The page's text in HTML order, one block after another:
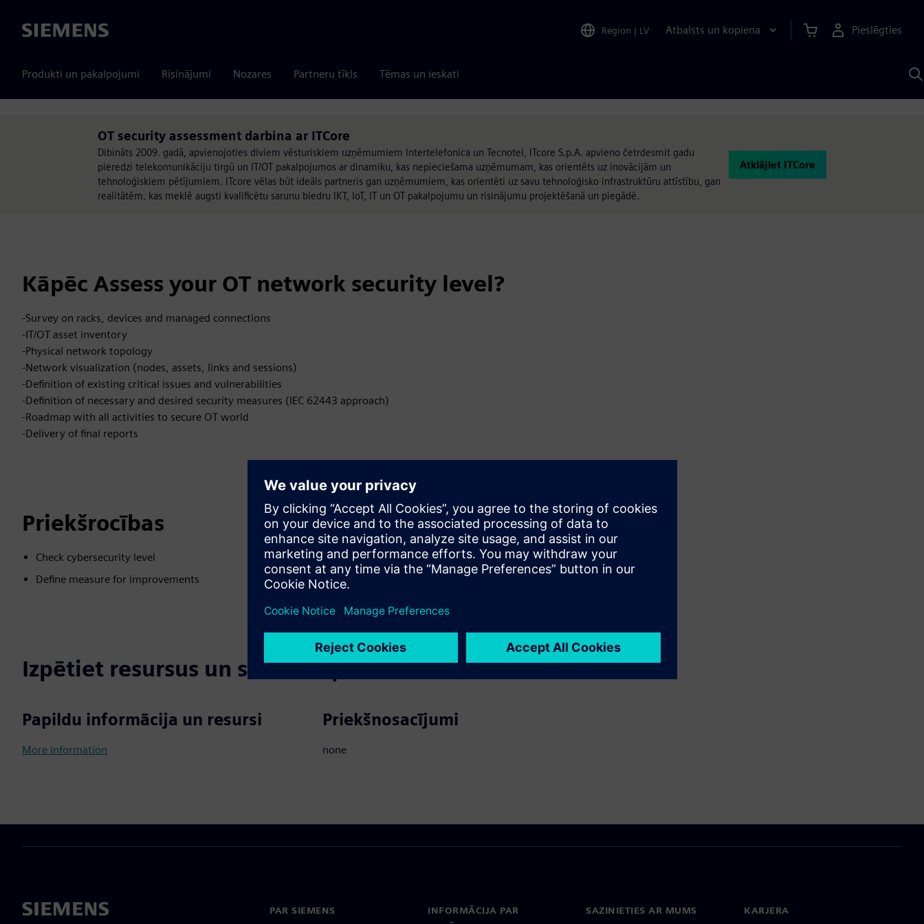
Siemens Region | LV Atbalsts un kopiena Pieslēgties
Produkti un pakalpojumi Risinājumi Nozares Partneru tīkls Tēmas un ieskati
OT security assessment darbina ar ITCore
Dibināts 2009. gadā, apvienojoties diviem vēsturiskiem uzņēmumiem Intertelefonica un Tecnotel, ITcore S.p.A. apvieno četrdesmit gadu
pieredzi telekomunikāciju tirgū un IT/OT pakalpojumos ar dinamiku, kas nepieciešama uzņēmumam, kas orientēts uz inovācijām un
tehnoloģiskiem pētījumiem. ITcore vēlas būt ideāls partneris gan uzņēmumiem, kas orientēti uz savu tehnoloģisko infrastruktūru attīstību, gan
realitātēm, kas meklē augsti kvalificētu sarunu biedru IKT, IoT, IT un OT pakalpojumu un risinājumu projektēšanā un piegādē.
Atklājiet ITCore
Kāpēc Assess your OT network security level?
-Survey on racks, devices and managed connections
-IT/OT asset inventory
-Physical network topology
-Network visualization (nodes, assets, links and sessions)
-Definition of existing critical issues and vulnerabilities
-Definition of necessary and desired security measures (IEC 62443 approach)
-Roadmap with all activities to secure OT world
-Delivery of final reports
Priekšrocības
Check cybersecurity level
Define measure for improvements
Izpētiet resursus un saistītos produktus
Papildu informācija un resursi
More information
Priekšnosacījumi
none
PAR SIEMENS
INFORMĀCIJA PAR
SAZINIETIES AR MUMS KARJERA